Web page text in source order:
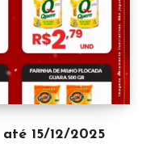
15/12/2025